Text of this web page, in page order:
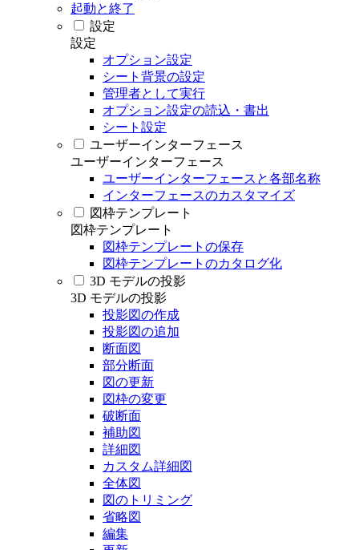
起動と終了
設定
設定
オプション設定
シート背景の設定
管理者として実行
オプション設定の読込・書出
シート設定
ユーザーインターフェース
ユーザーインターフェース
ユーザーインターフェースと各部名称
インターフェースのカスタマイズ
図枠テンプレート
図枠テンプレート
図枠テンプレートの保存
図枠テンプレートのカタログ化
3D モデルの投影
3D モデルの投影
投影図の作成
投影図の追加
断面図
部分断面
図の更新
図枠の変更
破断面
補助図
詳細図
カスタム詳細図
全体図
図のトリミング
省略図
編集